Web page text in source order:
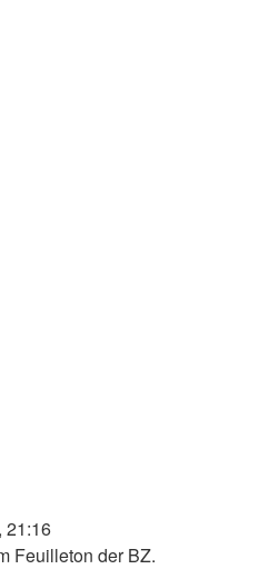
21:16
Feuilleton der BZ.